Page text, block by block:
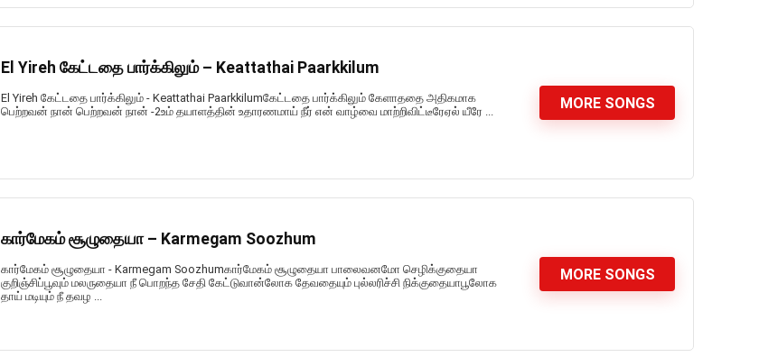
El Yireh கேட்டதை பார்க்கிலும் – Keattathai Paarkkilum
El Yireh கேட்டதை பார்க்கிலும் - Keattathai Paarkkilumகேட்டதை பார்க்கிலும் கேளாததை அதிகமாக
பெற்றவன் நான் பெற்றவன் நான் -2உம் தயாளத்தின் உதாரணமாய் நீர் என் வாழ்வை மாற்றிவிட்டீரேஏல் யீரே ...
MORE SONGS
கார்மேகம் சூழுதையா – Karmegam Soozhum
கார்மேகம் சூழுதையா - Karmegam Soozhumகார்மேகம் சூழுதையா பாலைவனமோ செழிக்குதையா
குறிஞ்சிப்பூவும் மலருதையா நீ பொறந்த சேதி கேட்டுவான்லோக தேவதையும் புல்லரிச்சி நிக்குதையாபூலோக
தாய் மடியும் நீ தவழ ...
MORE SONGS